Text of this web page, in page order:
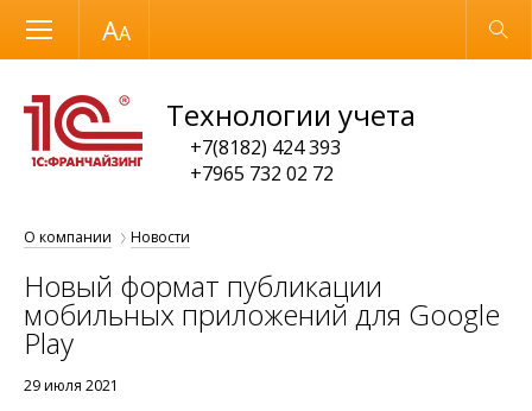
Размер шрифта Обычная версия
Технологии учета
+7(8182) 424 393
+7965 732 02 72
О компании Новости
Новый формат публикации
мобильных приложений для Google
Play
29 июля 2021